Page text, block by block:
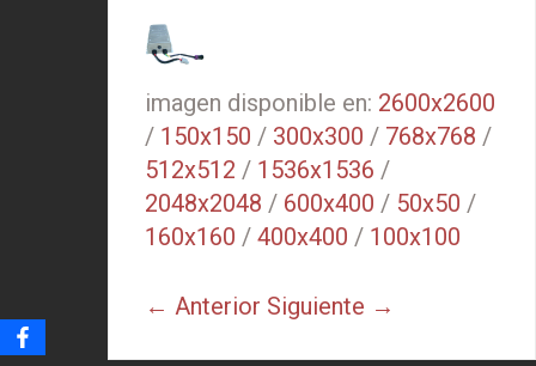
imagen disponible en: 2600x2600
/ 150x150 / 300x300 / 768x768 /
512x512 / 1536x1536 /
2048x2048 / 600x400 / 50x50 /
160x160 / 400x400 / 100x100
← Anterior Siguiente →